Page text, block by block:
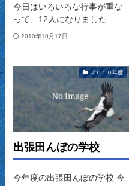
今日はいろいろな行事が重な
って、12人になりました...
2010年10月17日
２０１０年度
出張田んぼの学校
今年度の出張田んぼの学校 今